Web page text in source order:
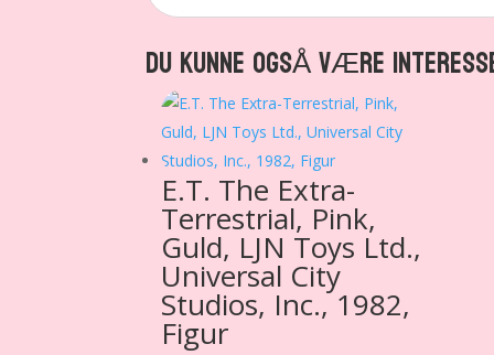
DU KUNNE OGSÅ VÆRE
E.T. The Extra-
Terrestrial, Pink,
Guld, LJN Toys Ltd.,
Universal City
Studios, Inc., 1982,
Figur